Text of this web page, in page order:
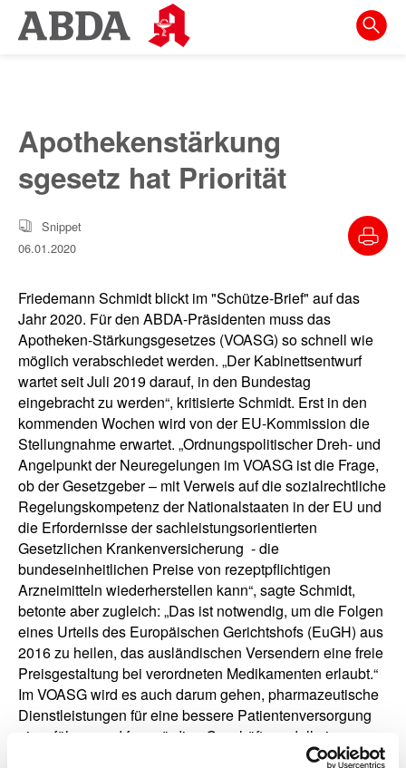
Springe
direkt
zur
Meta-
Navigation
zum
Inhalt
zur
Suche
Apothekenstärkung
sgesetz hat Priorität
Snippet
06.01.2020
Friedemann Schmidt blickt im "Schütze-Brief" auf das
Jahr 2020. Für den ABDA-Präsidenten muss das
Apotheken-Stärkungsgesetzes (VOASG) so schnell wie
möglich verabschiedet werden. „Der Kabinettsentwurf
wartet seit Juli 2019 darauf, in den Bundestag
eingebracht zu werden“, kritisierte Schmidt. Erst in den
kommenden Wochen wird von der EU-Kommission die
Stellungnahme erwartet. „Ordnungspolitischer Dreh- und
Angelpunkt der Neuregelungen im VOASG ist die Frage,
ob der Gesetzgeber – mit Verweis auf die sozialrechtliche
Regelungskompetenz der Nationalstaaten in der EU und
die Erfordernisse der sachleistungsorientierten
Gesetzlichen Krankenversicherung - die
bundeseinheitlichen Preise von rezeptpflichtigen
Arzneimitteln wiederherstellen kann“, sagte Schmidt,
betonte aber zugleich: „Das ist notwendig, um die Folgen
eines Urteils des Europäischen Gerichtshofs (EuGH) aus
2016 zu heilen, das ausländischen Versendern eine freie
Preisgestaltung bei verordneten Medikamenten erlaubt.“
Im VOASG wird es auch darum gehen, pharmazeutische
Dienstleistungen für eine bessere Patientenversorgung
einzuführen und fragwürdige Geschäftsmodelle im
Zusammenhang mit der Einführung des E-Rezeptes wie